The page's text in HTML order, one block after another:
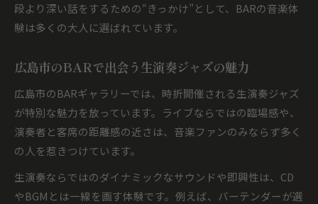
段より深い話をするための“きっかけ”として、BARの音楽体
験は多くの大人に選ばれています。
広島市のBARで出会う生演奏ジャズの魅力
広島市のBARギャラリーでは、時折開催される生演奏ジャズ
が特別な魅力を放っています。ライブならではの臨場感や、
演奏者と客席の距離感の近さは、音楽ファンのみならず多く
の人を惹きつけています。
生演奏ならではのダイナミックなサウンドや即興性は、CD
やBGMとは一線を画す体験です。例えば、バーテンダーが選